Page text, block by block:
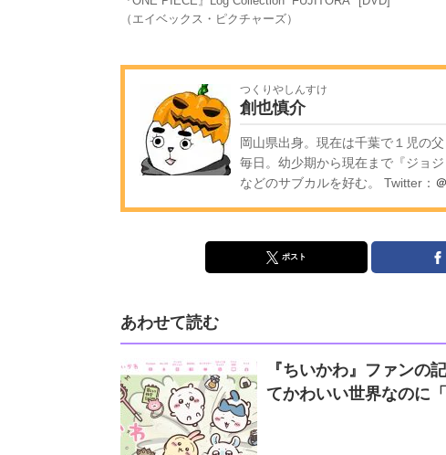
（エイベックス・ピクチャーズ）
つくりやしんすけ
創也慎介
岡山県出身。現在は千葉で１児の
毎日。幼少期から現在まで『ジョ
などのサブカルを好む。 Twitter：
ポスト
あわせて読む
『ちいかわ』ファンの
てかわいい世界なのに